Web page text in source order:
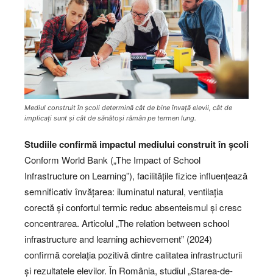
Mediul construit în școli determină cât de bine învață elevii, cât de
implicați sunt și cât de sănătoși rămân pe termen lung.
Studiile confirmă impactul mediului construit în școli
Conform World Bank („The Impact of School
Infrastructure on Learning”), facilitățile fizice influențează
semnificativ învățarea: iluminatul natural, ventilația
corectă și confortul termic reduc absenteismul și cresc
concentrarea. Articolul „The relation between school
infrastructure and learning achievement” (2024)
confirmă corelația pozitivă dintre calitatea infrastructurii
și rezultatele elevilor. În România, studiul „Starea-de-